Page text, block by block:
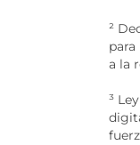
²
a la
³